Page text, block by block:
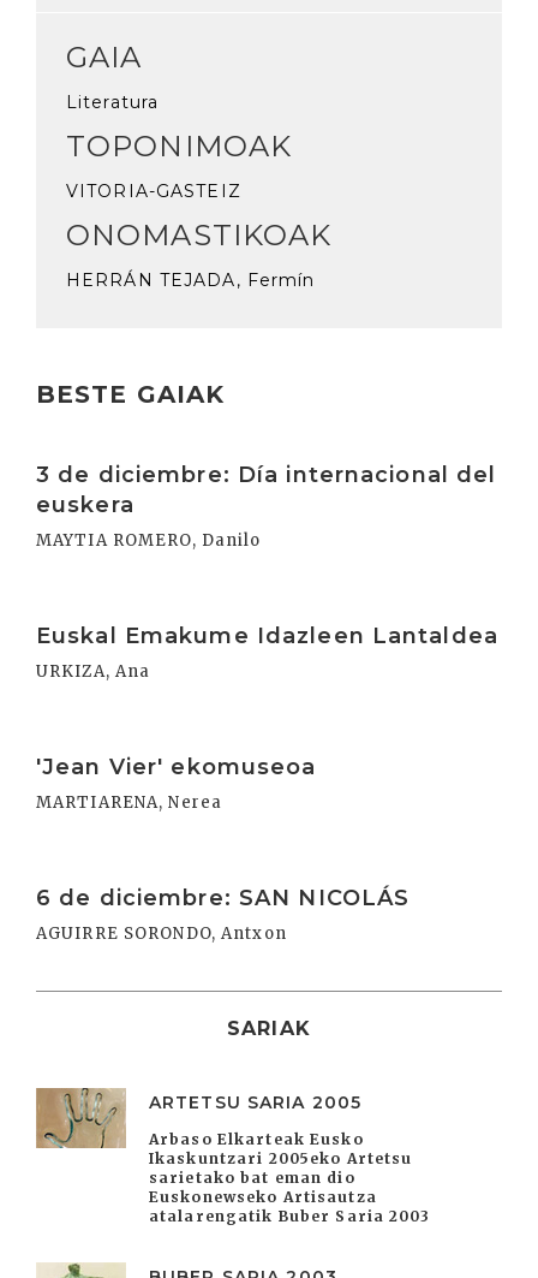
GAIA
Literatura
TOPONIMOAK
VITORIA-GASTEIZ
ONOMASTIKOAK
HERRÁN TEJADA, Fermín
BESTE GAIAK
3 de diciembre: Día internacional del
euskera
MAYTIA ROMERO, Danilo
Euskal Emakume Idazleen Lantaldea
URKIZA, Ana
'Jean Vier' ekomuseoa
MARTIARENA, Nerea
6 de diciembre: SAN NICOLÁS
AGUIRRE SORONDO, Antxon
SARIAK
ARTETSU SARIA 2005
Arbaso Elkarteak Eusko
Ikaskuntzari 2005eko Artetsu
sarietako bat eman dio
Euskonewseko Artisautza
atalarengatik Buber Saria 2003